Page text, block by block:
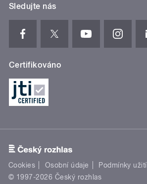
Sledujte nás
Certifikováno
Cookies Osobní údaje Podmínky užití
© 1997-2026 Český rozhlas